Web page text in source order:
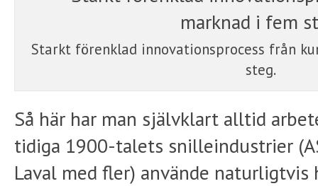
Starkt förenklad innovationsprocess från
steg.
Så här har man självklart alltid
tidiga 1900-talets snilleindustrier
Laval med fler) använde